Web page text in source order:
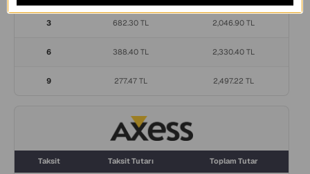
3 682.30 TL 2,046.90 TL
6 388.40 TL 2,330.40 TL
9 277.47 TL 2,497.22 TL
Taksit Taksit Tutarı Toplam Tutar